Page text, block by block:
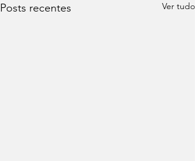
Posts recentes Ver tudo